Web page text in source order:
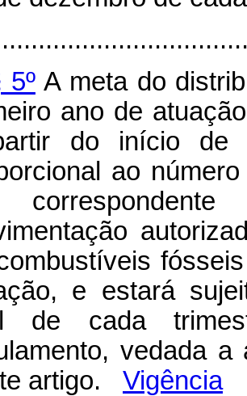
5ºA meta do
ano de
do início de
ao
e estará
de cada
vedada
artigo. Vigência